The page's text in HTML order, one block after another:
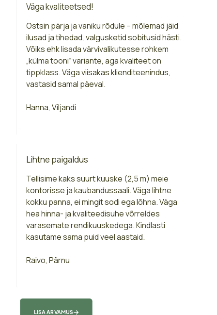
Väga kvaliteetsed!
Ostsin pärja ja vaniku rõdule – mõlemad jäid
ilusad ja tihedad, valgusketid sobitusid hästi.
Võiks ehk lisada värvivalikutesse rohkem
„külma tooni“ variante, aga kvaliteet on
tippklass. Väga viisakas klienditeenindus,
vastasid samal päeval.
Hanna, Viljandi
Lihtne paigaldus
Tellisime kaks suurt kuuske (2,5 m) meie
kontorisse ja kaubandussaali. Väga lihtne
kokku panna, ei mingit sodi ega lõhna. Väga
hea hinna- ja kvaliteedisuhe võrreldes
varasemate rendikuuskedega. Kindlasti
kasutame sama puid veel aastaid.
Raivo, Pärnu
LISA ARVAMUS